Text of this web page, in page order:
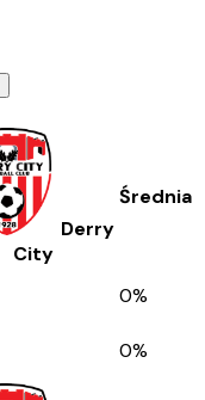
Derry
City
Średnia
0%
0%